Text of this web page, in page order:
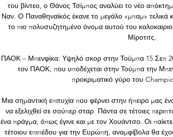
του βίντεο, ο Θάνος Τσίμπος αναλύει το νέο
Ναν. Ο Παναθηναϊκός έκανε το μεγάλο «μπαμ» τελικά
το πιο πολυσυζητημένο όνομα αυτού του
Μίροτιτς.
ΠΑΟΚ – Μπενφίκα: Υψηλό σκορ στην Τούμπα 15 Σεπ
τον ΠΑΟΚ, που υποδέχεται στην Τούμπα την
προκριματικό γύρο του
Μια σημαντική επιτυχία που φέρνει στην ήπειρο μας
να εξελιχθεί σε σούπερ σταρ. Πάντα σε τέτοιες
ένα πράγμα, όπως έγινε και με τον Χουάντσο. Οι
τέτοιου επιπέδου για την Ευρώπη, αναμφίβολα θα